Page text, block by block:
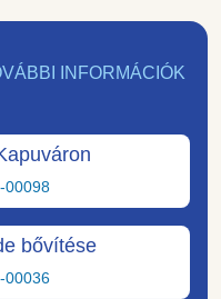
INFORMÁCIÓK
00098
bővítése
00036